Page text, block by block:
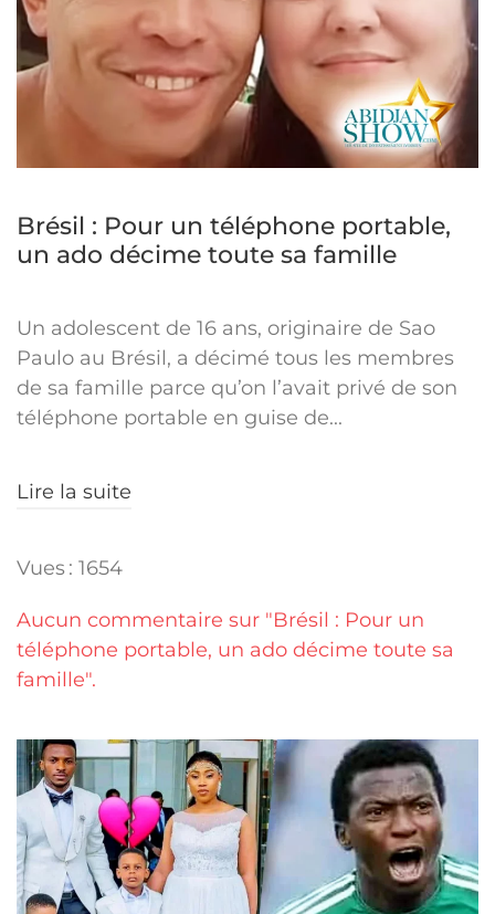
Brésil : Pour un téléphone portable,
un ado décime toute sa famille
Un adolescent de 16 ans, originaire de Sao
Paulo au Brésil, a décimé tous les membres
de sa famille parce qu’on l’avait privé de son
téléphone portable en guise de...
Lire la suite
Vues : 1654
Aucun commentaire sur "Brésil : Pour un
téléphone portable, un ado décime toute sa
famille".